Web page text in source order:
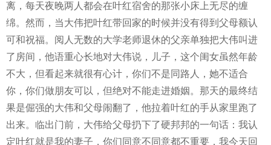
离，每天夜晚两人都会在叶红宿舍的那张小床上无尽的缠
绵。然而，当大伟把叶红带回家的时候并没有得到父母额认
可和祝福。阅人无数的大学老师退休的父亲单独把大伟叫进
了房间，他语重心长地对大伟说，儿子，这个闺女虽然年龄
不大，但看起来就很有心计，你们不是同路人，她不适合
你，你们做朋友可以，但绝对不能走进婚姻。那天的最终结
果是倔强的大伟和父母闹翻了，他拉着叶红的手从家里跑了
出来。临出门前，大伟给父母扔下了硬邦邦的一句话：我认
定叶红就是我的妻子，你们同意不同意都不重要，我今天回